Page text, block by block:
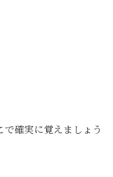
確実に覚えましょう